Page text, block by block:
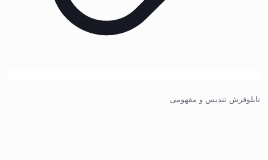
تابلوفرش تندیس و مفهومی